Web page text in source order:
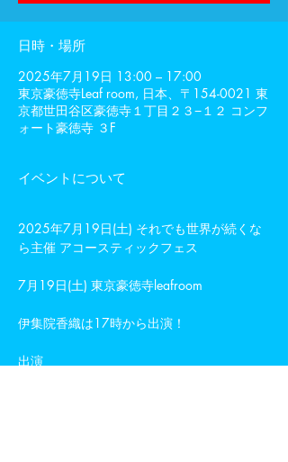
日時・場所
2025年7月19日 13:00 – 17:00
東京豪徳寺Leaf room, 日本、〒154-0021 東
京都世田谷区豪徳寺１丁目２３−１２ コンフ
ォート豪徳寺 ３F
イベントについて
2025年7月19日(土) それでも世界が続くな
ら主催 アコースティックフェス
7月19日(土) 東京豪徳寺leafroom
伊集院香織は17時から出演！
出演